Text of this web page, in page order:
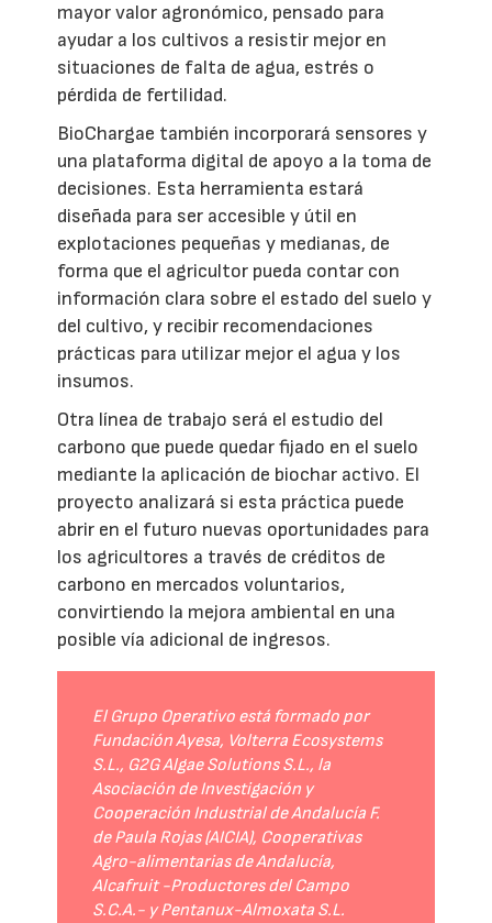
mayor valor agronómico, pensado para
ayudar a los cultivos a resistir mejor en
situaciones de falta de agua, estrés o
pérdida de fertilidad.
BioChargae también incorporará sensores y
una plataforma digital de apoyo a la toma de
decisiones. Esta herramienta estará
diseñada para ser accesible y útil en
explotaciones pequeñas y medianas, de
forma que el agricultor pueda contar con
información clara sobre el estado del suelo y
del cultivo, y recibir recomendaciones
prácticas para utilizar mejor el agua y los
insumos.
Otra línea de trabajo será el estudio del
carbono que puede quedar fijado en el suelo
mediante la aplicación de biochar activo. El
proyecto analizará si esta práctica puede
abrir en el futuro nuevas oportunidades para
los agricultores a través de créditos de
carbono en mercados voluntarios,
convirtiendo la mejora ambiental en una
posible vía adicional de ingresos.
El Grupo Operativo está formado por
Fundación Ayesa, Volterra Ecosystems
S.L., G2G Algae Solutions S.L., la
Asociación de Investigación y
Cooperación Industrial de Andalucía F.
de Paula Rojas (AICIA), Cooperativas
Agro-alimentarias de Andalucía,
Alcafruit -Productores del Campo
S.C.A.- y Pentanux-Almoxata S.L.